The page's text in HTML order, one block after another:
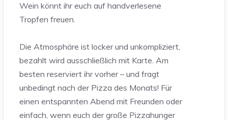
Wein könnt ihr euch auf handverlesene
Tropfen freuen.
Die Atmosphäre ist locker und unkompliziert,
bezahlt wird ausschließlich mit Karte. Am
besten reserviert ihr vorher – und fragt
unbedingt nach der Pizza des Monats! Für
einen entspannten Abend mit Freunden oder
einfach, wenn euch der große Pizzahunger